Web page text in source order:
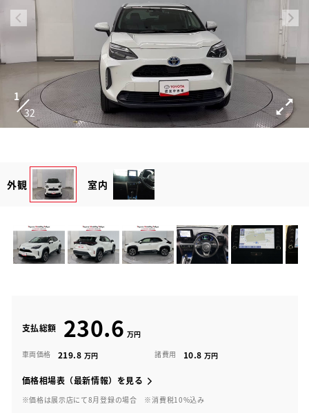
1
32
外観 室内
支払総額 230.6
車両価格 219.8 諸費用 10.8
価格相場表（最新情報）を見る
※価格は展示店にて8月登録の場合 ※消費税10%込み